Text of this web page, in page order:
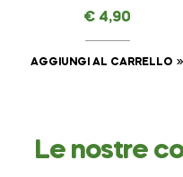
ml
€ 4,90
AGGIUNGI AL CARRELLO
Le nostre